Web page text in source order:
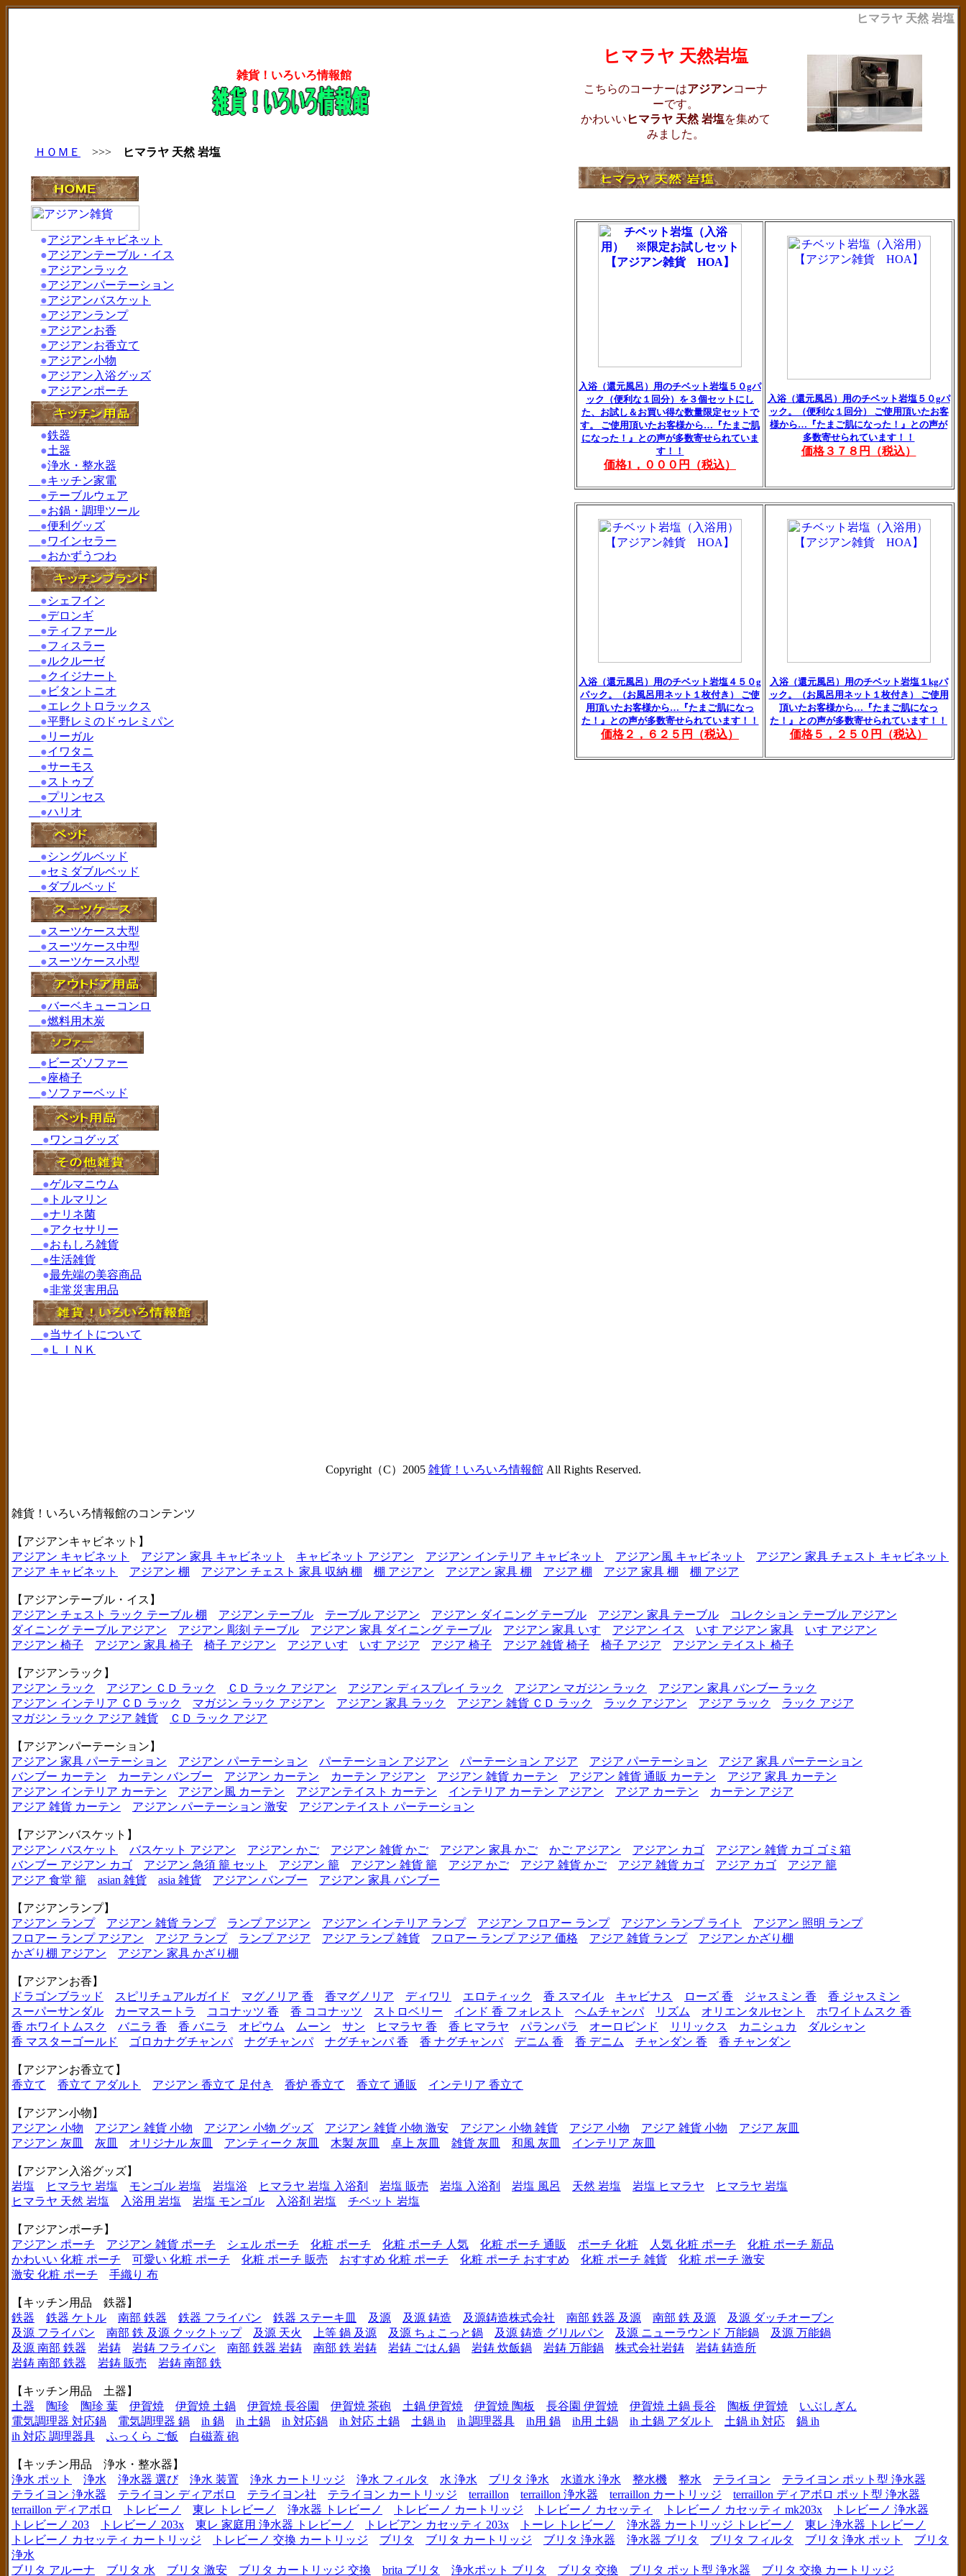
ヒマラヤ 天然 岩塩
雑貨！いろいろ情報館
ヒマラヤ 天然岩塩
こちらのコーナーはアジアンコーナ
ーです。
かわいい ヒマラヤ 天然 岩塩を集めて
みました。
ＨＯＭＥ
>>> ヒマラヤ 天然 岩塩
入浴（還元風呂）用のチベット岩塩５０gパ
ック（便利な１回分）を３個セットにし
た、お試し＆お買い得な数量限定セットで
す。 ご使用頂いたお客様から…『たまご肌
になった！』との声が多数寄せられていま
す！！
価格1，０００円（税込）
入浴（還元風呂）用のチベット岩塩５０gパ
ック。（便利な１回分） ご使用頂いたお客
様から…『たまご肌になった！』との声が
多数寄せられています！！
価格３７８円（税込）
入浴（還元風呂）用のチベット岩塩４５０g
パック。（お風呂用ネット１枚付き） ご使
用頂いたお客様から…『たまご肌になっ
た！』との声が多数寄せられています！！
価格２，６２５円（税込）
入浴（還元風呂）用のチベット岩塩１kgパ
ック。（お風呂用ネット１枚付き） ご使用
頂いたお客様から…『たまご肌になっ
た！』との声が多数寄せられています！！
価格５，２５０円（税込）
●アジアンキャビネット
●アジアンテーブル・イス
●アジアンラック
●アジアンパーテーション
●アジアンバスケット
●アジアンランプ
●アジアンお香
●アジアンお香立て
●アジアン小物
●アジアン入浴グッズ
●アジアンポーチ
●鉄器
●土器
●浄水・整水器
●キッチン家電
●テーブルウェア
●お鍋・調理ツール
●便利グッズ
●ワインセラー
●おかずうつわ
●シェフイン
●デロンギ
●ティファール
●フィスラー
●ルクルーゼ
●クイジナート
● ビタントニオ
●エレクトロラックス
●平野レミのドゥレミパン
● リーガル
●イワタニ
●サーモス
●ストゥブ
●プリンセス
●ハリオ
●シングルベッド
●セミダブルベッド
●ダブルベッド
●スーツケース大型
●スーツケース中型
●スーツケース小型
●バーベキューコンロ
●燃料用木炭
● ビーズソファー
●座椅子
●ソファーベッド
●ワンコグッズ
●ゲルマニウム
● トルマリン
●ナリネ菌
●アクセサリー
●おもしろ雑貨
●生活雑貨
●最先端の美容商品
●非常災害用品
●当サイトについて
● ＬＩＮＫ
Copyright（C）2005 雑貨！いろいろ情報館All Rights Reserved.
雑貨！いろいろ情報館のコンテンツ
【アジアンキャビネット】
アジアン キャビネット
アジアン 家具 キャビネット キャビネット アジアン アジアン インテリア キャビネット アジアン風 キャビネット
アジアン 家具 チェスト キャビネット
アジア キャビネット
アジアン 棚 アジアン チェスト 家具 収納 棚 棚 アジアン アジアン 家具 棚 アジア 棚 アジア 家具 棚 棚 アジア
【アジアンテーブル・イス】
アジアン チェスト ラック テーブル 棚
アジアン テーブル テーブル アジアン アジアン ダイニング テーブル アジアン 家具 テーブル
コレクション テーブル アジアン
ダイニング テーブル アジアン
アジアン 彫刻 テーブル アジアン 家具 ダイニング テーブル アジアン 家具 いす アジアン イス いす アジアン 家具
いす アジアン
アジアン 椅子
アジアン 家具 椅子 椅子 アジアン アジア いす いす アジア アジア 椅子 アジア 雑貨 椅子 椅子 アジア アジアン テイスト 椅子
【アジアンラック】
アジアン ラック
アジアン ＣＤ ラック ＣＤ ラック アジアン アジアン ディスプレイ ラック アジアン マガジン ラック
アジアン 家具 バンブー ラック
アジアン インテリア ＣＤ ラック
マガジン ラック アジアン アジアン 家具 ラック アジアン 雑貨 ＣＤ ラック ラック アジアン アジア ラック
ラック アジア
マガジン ラック アジア 雑貨
ＣＤ ラック アジア
【アジアンパーテーション】
アジアン 家具 パーテーション
アジアン パーテーション パーテーション アジアン パーテーション アジア アジア パーテーション
アジア 家具 パーテーション
バンブー カーテン
カーテン バンブー アジアン カーテン カーテン アジアン アジアン 雑貨 カーテン アジアン 雑貨 通販 カーテン
アジア 家具 カーテン
アジアン インテリア カーテン
アジアン風 カーテン アジアンテイスト カーテン インテリア カーテン アジアン アジア カーテン
カーテン アジア
アジア 雑貨 カーテン
アジアン パーテーション 激安 アジアンテイスト パーテーション
【アジアンバスケット】
アジアン バスケット
バスケット アジアン アジアン かご アジアン 雑貨 かご アジアン 家具 かご かご アジアン アジアン カゴ
アジアン 雑貨 カゴ ゴミ箱
バンブー アジアン カゴ
アジアン 急須 籠 セット アジアン 籠 アジアン 雑貨 籠 アジア かご アジア 雑貨 かご アジア 雑貨 カゴ アジア カゴ
アジア 籠
アジア 食堂 籠
asian 雑貨 asia 雑貨 アジアン バンブー アジアン 家具 バンブー
【アジアンランプ】
アジアン ランプ
アジアン 雑貨 ランプ ランプ アジアン アジアン インテリア ランプ アジアン フロアー ランプ アジアン ランプ ライト
アジアン 照明 ランプ
フロアー ランプ アジアン
アジア ランプ ランプ アジア アジア ランプ 雑貨 フロアー ランプ アジア 価格 アジア 雑貨 ランプ
アジアン かざり棚
かざり棚 アジアン
アジアン 家具 かざり棚
【アジアンお香】
ドラゴンブラッド
スピリチュアルガイド マグノリア 香 香マグノリア ディワリ エロティック 香 スマイル キャビナス ローズ 香 ジャスミン 香
香 ジャスミン
スーパーサンダル
カーマスートラ ココナッツ 香 香 ココナッツ ストロベリー インド 香 フォレスト ヘムチャンパ リズム オリエンタルセント
ホワイトムスク 香
香 ホワイトムスク
バニラ 香 香 バニラ オピウム ムーン サン ヒマラヤ 香 香 ヒマラヤ パランパラ オーロビンド リリックス カニシュカ
ダルシャン
香 マスターゴールド
ゴロカナグチャンパ ナグチャンパ ナグチャンパ 香 香 ナグチャンパ デニム 香 香 デニム チャンダン 香 香 チャンダン
【アジアンお香立て】
香立て
香立て アダルト アジアン 香立て 足付き 香炉 香立て 香立て 通販 インテリア 香立て
【アジアン小物】
アジアン 小物
アジアン 雑貨 小物 アジアン 小物 グッズ アジアン 雑貨 小物 激安 アジアン 小物 雑貨 アジア 小物 アジア 雑貨 小物
アジア 灰皿
アジアン 灰皿
灰皿 オリジナル 灰皿 アンティーク 灰皿 木製 灰皿 卓上 灰皿 雑貨 灰皿 和風 灰皿 インテリア 灰皿
【アジアン入浴グッズ】
岩塩
ヒマラヤ 岩塩 モンゴル 岩塩 岩塩浴 ヒマラヤ 岩塩 入浴剤 岩塩 販売 岩塩 入浴剤 岩塩 風呂 天然 岩塩 岩塩 ヒマラヤ
ヒマラヤ 岩塩
ヒマラヤ 天然 岩塩
入浴用 岩塩 岩塩 モンゴル 入浴剤 岩塩 チベット 岩塩
【アジアンポーチ】
アジアン ポーチ
アジアン 雑貨 ポーチ シェル ポーチ 化粧 ポーチ 化粧 ポーチ 人気 化粧 ポーチ 通販 ポーチ 化粧 人気 化粧 ポーチ
化粧 ポーチ 新品
かわいい 化粧 ポーチ
可愛い 化粧 ポーチ 化粧 ポーチ 販売 おすすめ 化粧 ポーチ 化粧 ポーチ おすすめ 化粧 ポーチ 雑貨
化粧 ポーチ 激安
激安 化粧 ポーチ
手織り 布
【キッチン用品 鉄器】
鉄器
鉄器 ケトル 南部 鉄器 鉄器 フライパン 鉄器 ステーキ皿 及源 及源 鋳造 及源鋳造株式会社 南部 鉄器 及源 南部 鉄 及源
及源 ダッチオーブン
及源 フライパン
南部 鉄 及源 クックトップ 及源 天火 上等 鍋 及源 及源 ちょこっと鍋 及源 鋳造 グリルパン 及源 ニューラウンド 万能鍋
及源 万能鍋
及源 南部 鉄器
岩鋳 岩鋳 フライパン 南部 鉄器 岩鋳 南部 鉄 岩鋳 岩鋳 ごはん鍋 岩鋳 炊飯鍋 岩鋳 万能鍋 株式会社岩鋳
岩鋳 鋳造所
岩鋳 南部 鉄器
岩鋳 販売 岩鋳 南部 鉄
【キッチン用品 土器】
土器
陶珍 陶珍 葉 伊賀焼 伊賀焼 土鍋 伊賀焼 長谷園 伊賀焼 茶砲 土鍋 伊賀焼 伊賀焼 陶板 長谷園 伊賀焼 伊賀焼 土鍋 長谷 陶板 伊賀焼
いぶしぎん
電気調理器 対応鍋
電気調理器 鍋 ih 鍋 ih 土鍋 ih 対応鍋 ih 対応 土鍋 土鍋 ih ih 調理器具 ih用 鍋 ih用 土鍋 ih 土鍋 アダルト 土鍋 ih 対応
鍋 ih
ih 対応 調理器具
ふっくら ご飯 白磁蓋 砲
【キッチン用品 浄水・整水器】
浄水 ポット
浄水 浄水器 選び 浄水 装置 浄水 カートリッジ 浄水 フィルタ 水 浄水 ブリタ 浄水 水道水 浄水 整水機 整水 テライヨン
テライヨン ポット型 浄水器
テライヨン 浄水器
テライヨン ディアボロ テライヨン社 テライヨン カートリッジ terraillon terraillon 浄水器 terraillon カートリッジ
terraillon ディアボロ ポット型 浄水器
terraillon ディアボロ
トレビーノ 東レ トレビーノ 浄水器 トレビーノ トレビーノ カートリッジ トレビーノ カセッティ トレビーノ カセッティ mk203x
トレビーノ 浄水器
トレビーノ 203
トレビーノ 203x 東レ 家庭用 浄水器 トレビーノ トレビアン カセッティ 203x トーレ トレビーノ 浄水器 カートリッジ トレビーノ
東レ 浄水器 トレビーノ
トレビーノ カセッティ カートリッジ
トレビーノ 交換 カートリッジ ブリタ ブリタ カートリッジ ブリタ 浄水器 浄水器 ブリタ ブリタ フィルタ ブリタ 浄水 ポット
ブリタ
浄水
ブリタ アルーナ
ブリタ 水 ブリタ 激安 ブリタ カートリッジ 交換 brita ブリタ 浄水ポット ブリタ ブリタ 交換 ブリタ ポット型 浄水器 ブリタ 交換 カートリッジ